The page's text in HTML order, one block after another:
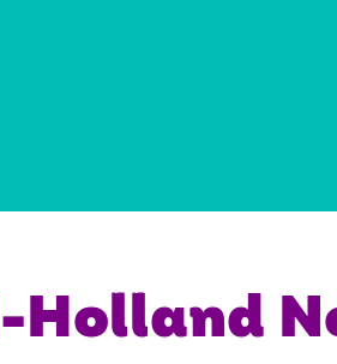
DOCUMENTEN
Holland